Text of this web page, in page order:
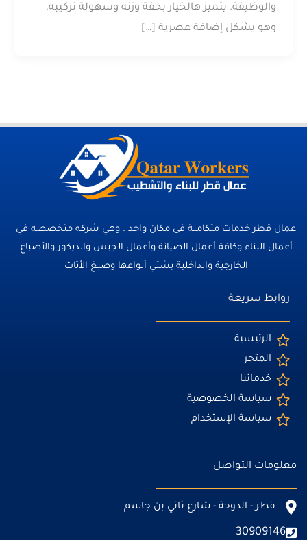
والوظيفة. يتميز هالخيار بخفة وزنه وسهولة تركيبه،
وهو يشكل إضافة عصرية […]
عمال قطر خدمات متكاملة فى مكان واحد . وهي شركه متخصصه في
أعمال البناء وكافة أعمال الصيانة وأعمال الجبس والديكور والأصباغ
الخارجية والداخلية بشتي أنواعها وصبغ الأثاث
روابط سريعة
الرئيسية
المتجر
خدماتنا
سياسة الخصوصية
سياسة الإستخدام
معلومات التواصل
قطر - الدوحة - شارع ثاني بن جاسم
30909146